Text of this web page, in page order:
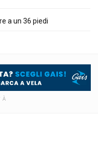
a un 36 piedi